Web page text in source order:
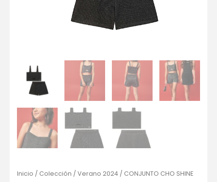
Inicio / Colección / Verano 2024 / CONJUNTO CHO SHINE